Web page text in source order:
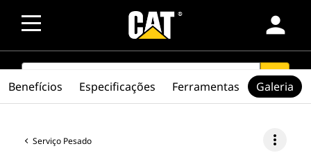
person
SEARCH search
Serviço Pesado more_vert
Benefícios Especificações Ferramentas Galeria